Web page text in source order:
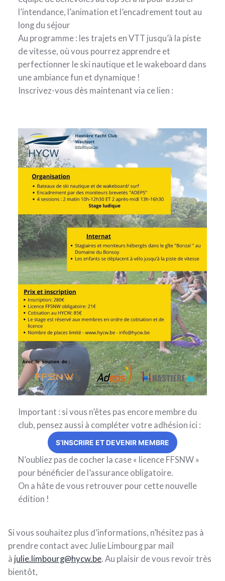
l’intendance, l’animation et l’encadrement tout au
long du séjour
Au programme : les trajets en VTT jusqu’à la piste
de vitesse, où vous pourrez apprendre et
perfectionner le ski nautique et le wakeboard dans
une ambiance fun et dynamique !
Inscrivez-vous dès maintenant via ce lien :
Important : si vous n’êtes pas encore membre du
club, pensez aussi à compléter votre adhésion ici :
S’INSCRIRE ET DEVENIR MEMBRE
N’oubliez pas de cocher la case « licence FFSNW »
pour bénéficier de l’assurance obligatoire.
On a hâte de vous retrouver pour cette nouvelle
édition !
Si vous souhaitez plus d’informations, n’hésitez pas à
prendre contact avec Julie Limbourg par mail
à julie.limbourg@hycw.be. Au plaisir de vous revoir très
bientôt,